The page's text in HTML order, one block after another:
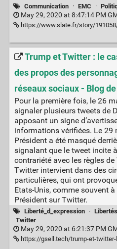
Communication · EMC ·
May 29, 2020 at 8:47:14 PM
https://www.slate.fr/story/191058/emmanuel-macron-rate-rendez-vous-
Trump et Twitter : le
des propos des
réseaux sociaux - Blog
Pour la première fois, le 26
signaler plusieurs tweets de
apposant un signe
informations vérifiées. Le 29
Président a été masqué
signalant que le tweet incite
contrariété avec les règles
Twitter intervient dans des
particulières, qui ont
Etats-Unis, comme souvent
Président sur Twitter.
Liberté_d_expression · Libertés
Twitter
May 29, 2020 at 6:21:37 PM
https://gsell.tech/trump-et-twitter-le-casse-tete-du-controle-des-